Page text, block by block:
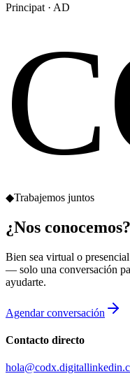
Principat · AD
◆Trabajemos juntos
¿Nos conocemos?
Bien sea virtual o
— solo una conversación
ayudarte.
Agendar conversación
Contacto directo
hola@codx.digital